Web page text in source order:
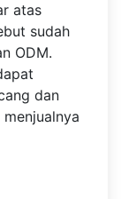
atas
sudah
ODM.
dan